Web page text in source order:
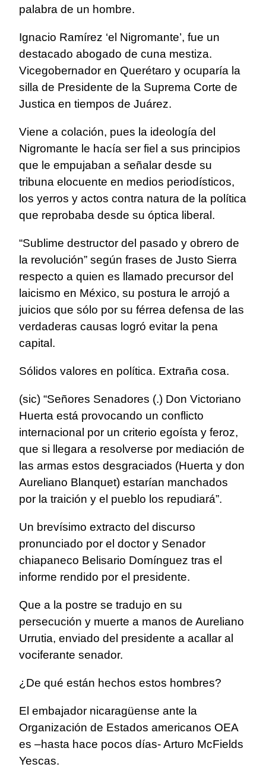
palabra de un hombre.
Ignacio Ramírez ‘el Nigromante’, fue un
destacado abogado de cuna mestiza.
Vicegobernador en Querétaro y ocuparía la
silla de Presidente de la Suprema Corte de
Justica en tiempos de Juárez.
Viene a colación, pues la ideología del
Nigromante le hacía ser fiel a sus principios
que le empujaban a señalar desde su
tribuna elocuente en medios periodísticos,
los yerros y actos contra natura de la política
que reprobaba desde su óptica liberal.
“Sublime destructor del pasado y obrero de
la revolución” según frases de Justo Sierra
respecto a quien es llamado precursor del
laicismo en México, su postura le arrojó a
juicios que sólo por su férrea defensa de las
verdaderas causas logró evitar la pena
capital.
Sólidos valores en política. Extraña cosa.
(sic) “Señores Senadores (.) Don Victoriano
Huerta está provocando un conflicto
internacional por un criterio egoísta y feroz,
que si llegara a resolverse por mediación de
las armas estos desgraciados (Huerta y don
Aureliano Blanquet) estarían manchados
por la traición y el pueblo los repudiará”.
Un brevísimo extracto del discurso
pronunciado por el doctor y Senador
chiapaneco Belisario Domínguez tras el
informe rendido por el presidente.
Que a la postre se tradujo en su
persecución y muerte a manos de Aureliano
Urrutia, enviado del presidente a acallar al
vociferante senador.
¿De qué están hechos estos hombres?
El embajador nicaragüense ante la
Organización de Estados americanos OEA
es –hasta hace pocos días- Arturo McFields
Yescas.